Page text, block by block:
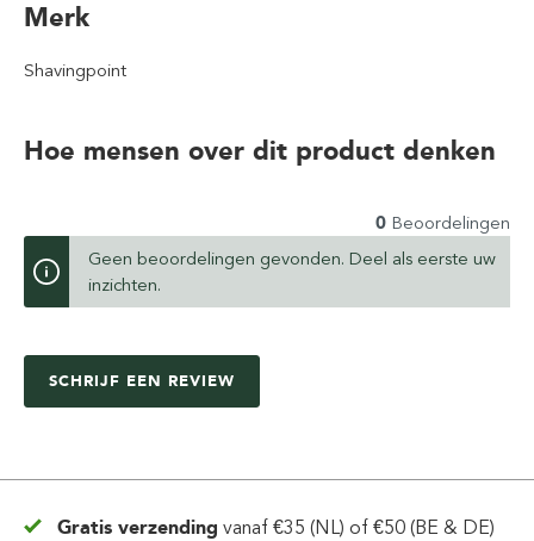
Merk
Shavingpoint
Hoe mensen over dit product denken
0 Beoordelingen
Geen beoordelingen gevonden. Deel als eerste uw
inzichten.
SCHRIJF EEN REVIEW
Gratis verzending vanaf €35 (NL) of €50 (BE & DE)